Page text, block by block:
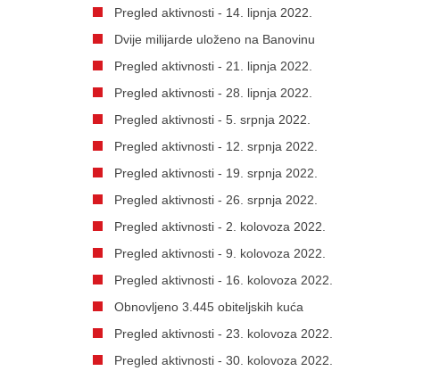
Pregled aktivnosti - 14. lipnja 2022.
Dvije milijarde uloženo na Banovinu
Pregled aktivnosti - 21. lipnja 2022.
Pregled aktivnosti - 28. lipnja 2022.
Pregled aktivnosti - 5. srpnja 2022.
Pregled aktivnosti - 12. srpnja 2022.
Pregled aktivnosti - 19. srpnja 2022.
Pregled aktivnosti - 26. srpnja 2022.
Pregled aktivnosti - 2. kolovoza 2022.
Pregled aktivnosti - 9. kolovoza 2022.
Pregled aktivnosti - 16. kolovoza 2022.
Obnovljeno 3.445 obiteljskih kuća
Pregled aktivnosti - 23. kolovoza 2022.
Pregled aktivnosti - 30. kolovoza 2022.